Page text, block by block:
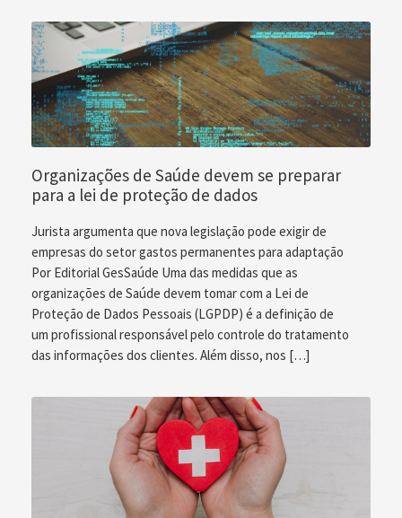
Organizações de Saúde devem se preparar
para a lei de proteção de dados
Jurista argumenta que nova legislação pode exigir de
empresas do setor gastos permanentes para adaptação
Por Editorial GesSaúde Uma das medidas que as
organizações de Saúde devem tomar com a Lei de
Proteção de Dados Pessoais (LGPDP) é a definição de
um profissional responsável pelo controle do tratamento
das informações dos clientes. Além disso, nos […]